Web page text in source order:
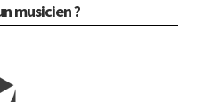
musicien ?